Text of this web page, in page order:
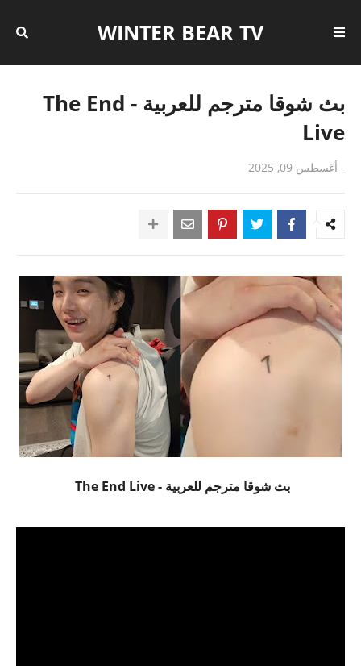
WINTER BEAR TV
بث شوقا مترجم للعربية - The End
Live
- أغسطس 09, 2025
بث شوقا مترجم للعربية - The End Live